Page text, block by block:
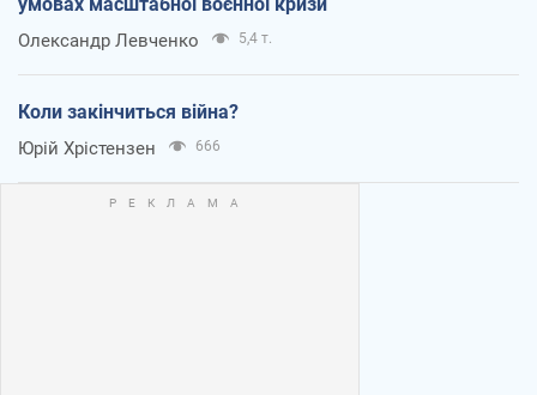
Олександр Левченко 5,4 т.
Коли закінчиться війна?
Юрій Хрістензен 666